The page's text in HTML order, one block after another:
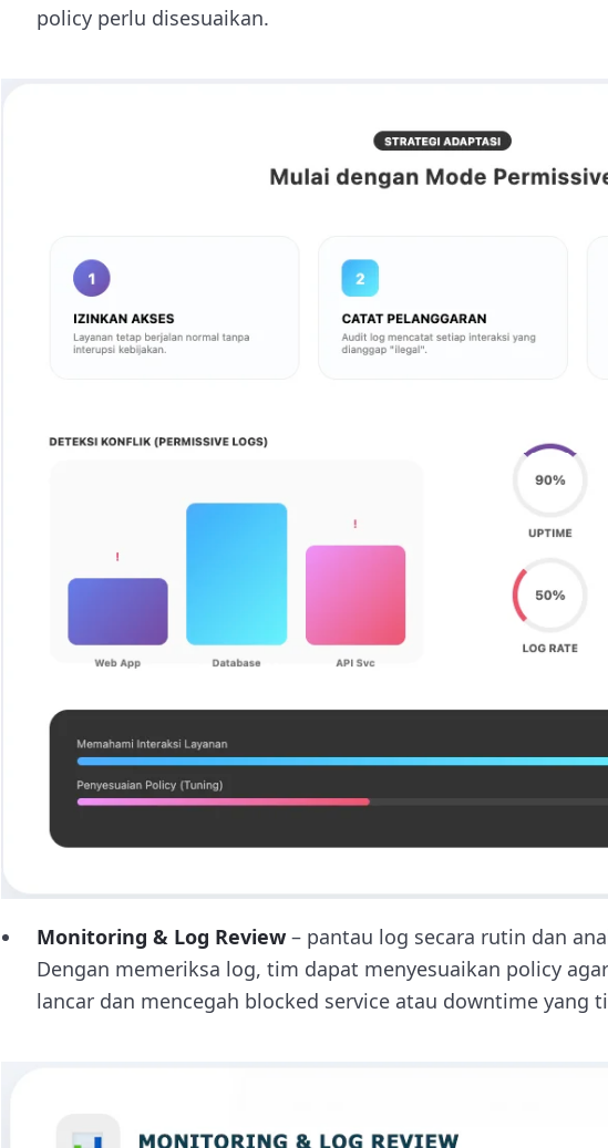
policy perlu disesuaikan.
Monitoring & Log Review – pantau log secara rutin dan
Dengan memeriksa log, tim dapat menyesuaikan policy
lancar dan mencegah blocked service atau downtime yang